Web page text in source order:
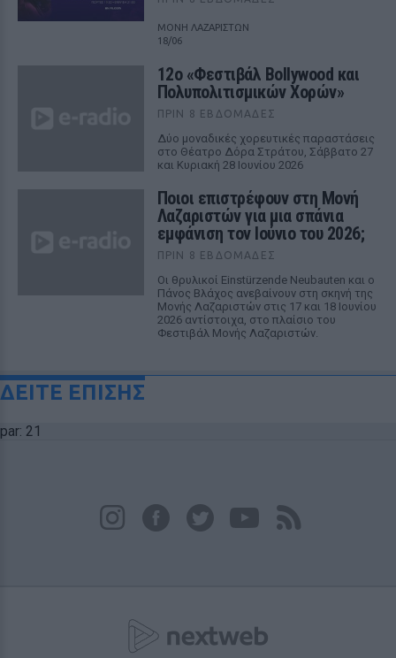
ΜΟΝΗ ΛΑΖΑΡΙΣΤΩΝ
18/06
12ο «Φεστιβάλ Bollywood και
Πολυπολιτισμικών Χορών»
ΠΡΙΝ 8 ΕΒΔΟΜΆΔΕΣ
Δύο μοναδικές χορευτικές παραστάσεις
στο Θέατρο Δόρα Στράτου, Σάββατο 27
και Κυριακή 28 Ιουνίου 2026
Ποιοι επιστρέφουν στη Μονή
Λαζαριστών για μια σπάνια
εμφάνιση τον Ιούνιο του 2026;
ΠΡΙΝ 8 ΕΒΔΟΜΆΔΕΣ
Οι θρυλικοί Einstürzende Neubauten και ο
Πάνος Βλάχος ανεβαίνουν στη σκηνή της
Μονής Λαζαριστών στις 17 και 18 Ιουνίου
2026 αντίστοιχα, στο πλαίσιο του
Φεστιβάλ Μονής Λαζαριστών.
ΔΕΙΤΕ ΕΠΙΣΗΣ
par: 21